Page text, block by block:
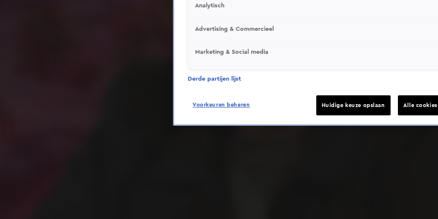
Deze video is niet beschikbaar op je huidige locatie
Analytisch
Advertising & Commercieel
Marketing & Social media
Derde partijen lijst
Voorkeuren beheren Huidige keuze opslaan Alle